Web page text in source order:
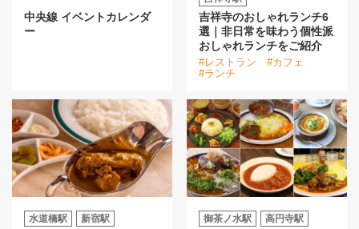
中央線 イベントカレンダ
ー
吉祥寺のおしゃれランチ6
選｜非日常を味わう個性派
おしゃれランチをご紹介
#レストラン
#カフェ
#ランチ
水道橋駅 新宿駅 御茶ノ水駅
高円寺駅